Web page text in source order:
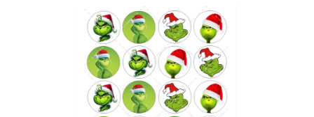
produktu
hvězdiček.